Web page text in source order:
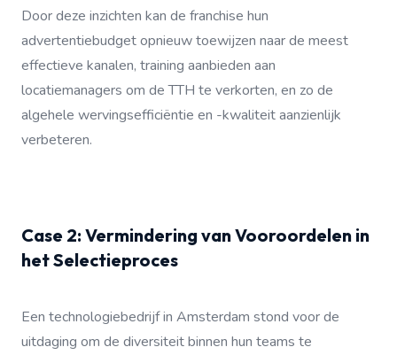
Door deze inzichten kan de franchise hun
advertentiebudget opnieuw toewijzen naar de meest
effectieve kanalen, training aanbieden aan
locatiemanagers om de TTH te verkorten, en zo de
algehele wervingsefficiëntie en -kwaliteit aanzienlijk
verbeteren.
Case 2: Vermindering van Vooroordelen in
het Selectieproces
Een technologiebedrijf in Amsterdam stond voor de
uitdaging om de diversiteit binnen hun teams te